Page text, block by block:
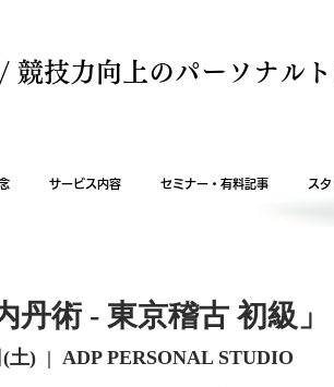
競技力向上のパーソナル
サービス内容 セミナー・有料記事 ス
丹術 - 東京稽古 初級」
土)
  |
ADP PERSONAL STUDIO